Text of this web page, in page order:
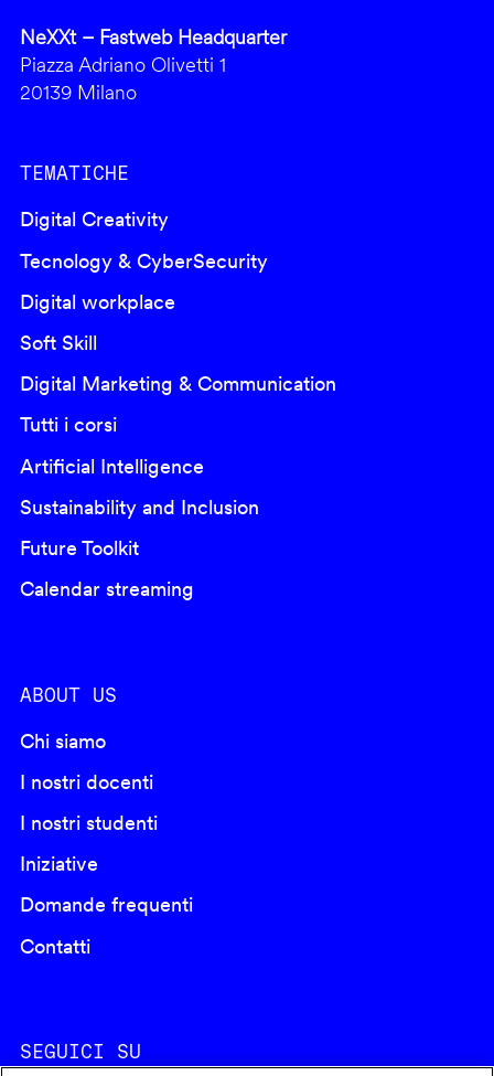
NeXXt – Fastweb Headquarter
Piazza Adriano Olivetti 1
20139 Milano
TEMATICHE
Digital Creativity
Tecnology & CyberSecurity
Digital workplace
Soft Skill
Digital Marketing & Communication
Tutti i corsi
Artificial Intelligence
Sustainability and Inclusion
Future Toolkit
Calendar streaming
ABOUT US
Chi siamo
I nostri docenti
I nostri studenti
Iniziative
Domande frequenti
Contatti
SEGUICI SU